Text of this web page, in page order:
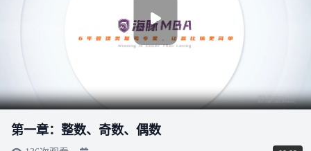
第一章：整数、奇数、偶数